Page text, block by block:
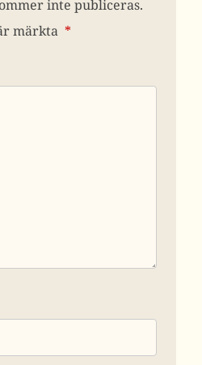
inte publiceras.
märkta *